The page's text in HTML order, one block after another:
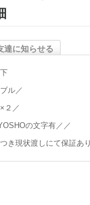
達に知らせる
ル／
２／
の文字有／／
き現状渡しにて保証あ